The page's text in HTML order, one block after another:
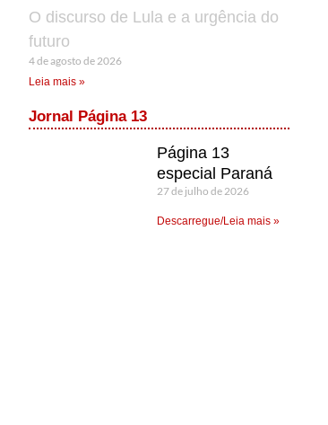
O discurso de Lula e a urgência do
futuro
4 de agosto de 2026
Leia mais »
Jornal Página 13
Página 13
especial Paraná
27 de julho de 2026
Descarregue/Leia mais »